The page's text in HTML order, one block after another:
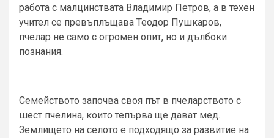
работа с малцинствата Владимир Петров, а в техен
учител се превъплъщава Теодор Пушкаров,
пчелар не само с огромен опит, но и дълбоки
познания.
Семейството започва своя път в пчеларството с
шест пчелина, които тепърва ще дават мед.
Землището на селото е подходящо за развитие на